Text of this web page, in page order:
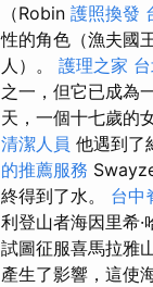
（Robin 護照換發
性的角色（漁夫國
人）。 護理之家
之一，但它已成為
天，一個十七歲的
清潔人員 他遇到了
的推薦服務
終得到了水。 台中
利登山者海因里希
試圖征服喜馬拉雅
產生了影響，這使